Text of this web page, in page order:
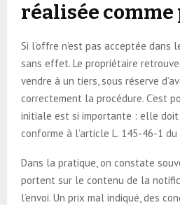
réalisée comme
Si l’offre n’est pas acceptée dans
sans effet. Le propriétaire
vendre à un tiers, sous réserve
correctement la procédure. C’est
initiale est si importante : elle
conforme à l’article L. 145-46-1 du
Dans la pratique, on constate
portent sur le contenu de la
l’envoi. Un prix mal indiqué, des